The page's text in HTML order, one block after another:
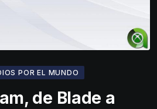
POR EL MUNDO
de Blade a